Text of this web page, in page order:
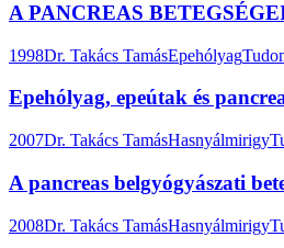
A PANCREAS
1998Dr. Takács TamásEpehólyag
Epehólyag, epeútak és
2007Dr. Takács TamásHasnyálmirigy
A pancreas belgyógyászati
2008Dr. Takács TamásHasnyálmirigy